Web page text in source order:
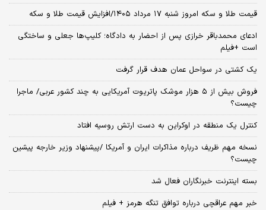
قیمت طلا و سکه امروز شنبه ۱۷ مرداد ۱۴۰۵/افزایش قیمت طلا و سکه
ادعای محمدباقر خرازی پس از احضار به دادگاه؛ کلیپ‌ها جعلی و ساختگی
است +فیلم
یک کشتی در سواحل عمان هدف قرار گرفت
فروش بیش از ۵ هزار موشک پاتریوت آمریکایی به چند کشور عربی/ ماجرا
چیست؟
کنترل یک منطقه در اوکراین به دست ارتش روسیه افتاد
نسخه‌ مهم ظریف درباره مذاکرات ایران و آمریکا /پیشنهاد وزیر خارجه پیشین
چیست؟
بسته اینترنت خبرنگاران فعال شد
خبر مهم عراقچی درباره توافق تنگه هرمز + فیلم